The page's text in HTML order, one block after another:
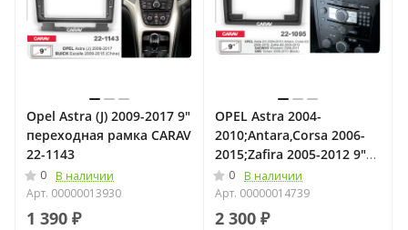
Opel Astra (J) 2009-2017 9"
переходная рамка CARAV
22-1143
0
В наличии
Арт. 00000013930
1 390 ₽
OPEL Astra 2004-
2010;Antara,Corsa 2006-
2015;Zafira 2005-2012 9"
переходная рамка CARAV
22-1095
0
В наличии
Арт. 00000014739
2 300 ₽